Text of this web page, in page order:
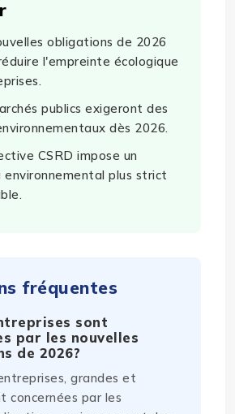
obligations de 2026
l'empreinte écologique
publics exigeront des
dès 2026.
CSRD impose un
plus strict
fréquentes
sont
par les nouvelles
de 2026?
grandes et
concernées par les